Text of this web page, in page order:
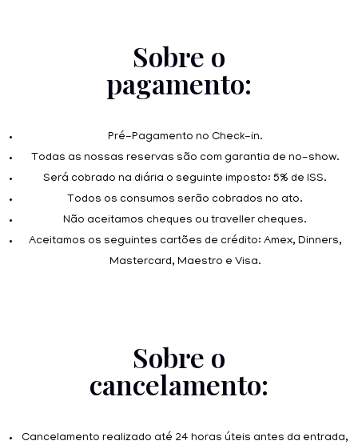
Sobre o
pagamento:
Pré-Pagamento no Check-in.
Todas as nossas reservas são com garantia de no-show.
Será cobrado na diária o seguinte imposto: 5% de ISS.
Todos os consumos serão cobrados no ato.
Não aceitamos cheques ou traveller cheques.
Aceitamos os seguintes cartões de crédito: Amex, Dinners,
Mastercard, Maestro e Visa.
Sobre o
cancelamento:
Cancelamento realizado até 24 horas úteis antes da entrada,